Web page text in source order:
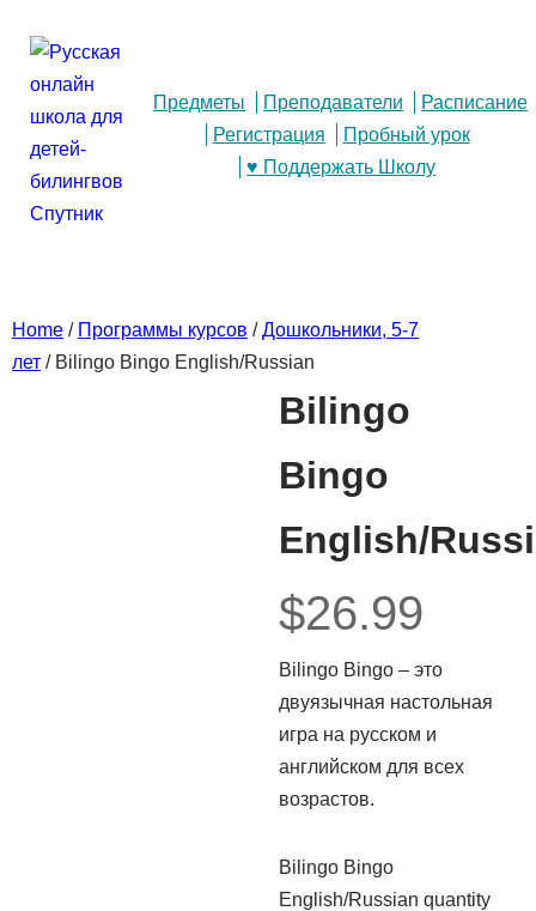
Предметы Преподаватели
Расписание
Регистрация
Пробный урок
♥ Поддержать Школу
Home / Программы курсов /Дошкольники, 5-7
лет / Bilingo Bingo English/Russian
Bilingo
Bingo
English/
$26.99
Bilingo Bingo – это
двуязычная настольная
игра на русском и
английском для всех
возрастов.
Bilingo Bingo
English/Russian quantity